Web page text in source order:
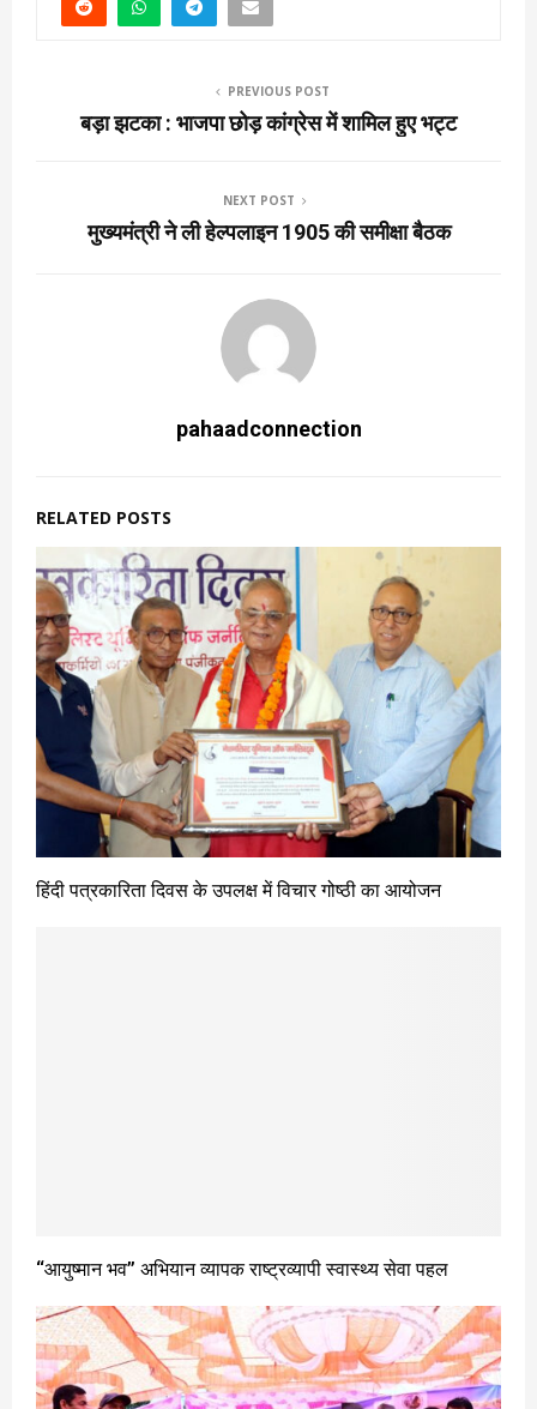
PREVIOUS POST
बड़ा झटका : भाजपा छोड़ कांग्रेस में शामिल हुए भट्ट
NEXT POST
मुख्यमंत्री ने ली हेल्पलाइन 1905 की समीक्षा बैठक
pahaadconnection
RELATED POSTS
हिंदी पत्रकारिता दिवस के उपलक्ष में विचार गोष्ठी का आयोजन
‘‘आयुष्मान भव’’ अभियान व्यापक राष्ट्रव्यापी स्वास्थ्य सेवा पहल